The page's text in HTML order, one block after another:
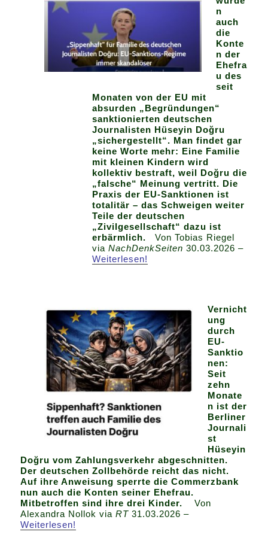
n
auch
die
Konte
n der
Ehefra
u des
seit
Monaten von der EU mit
absurden „Begründungen“
sanktionierten deutschen
Journalisten Hüseyin Doğru
„sichergestellt“. Man findet gar
keine Worte mehr: Eine Familie
mit kleinen Kindern wird
kollektiv bestraft, weil Doğru die
„falsche“ Meinung vertritt. Die
Praxis der EU-Sanktionen ist
totalitär – das Schweigen weiter
Teile der deutschen
„Zivilgesellschaft“ dazu ist
erbärmlich.Von Tobias Riegel
viaNachDenkSeiten 30.03.2026 –
Weiterlesen!
Vernicht
ung
durch
EU-
Sanktio
nen:
Seit
zehn
Monate
n ist der
Berliner
Journali
st
Hüseyin
Doğru vom Zahlungsverkehr abgeschnitten.
Der deutschen Zollbehörde reicht das nicht.
Auf ihre Anweisung sperrte die Commerzbank
nun auch die Konten seiner Ehefrau.
Mitbetroffen sind ihre drei Kinder.Von
Alexandra Nollok viaRT 31.03.2026 –
Weiterlesen!